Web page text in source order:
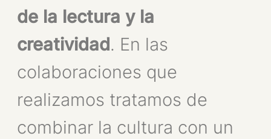
de la lectura y la
creatividad. En las
colaboraciones que
realizamos tratamos de
combinar la cultura con un